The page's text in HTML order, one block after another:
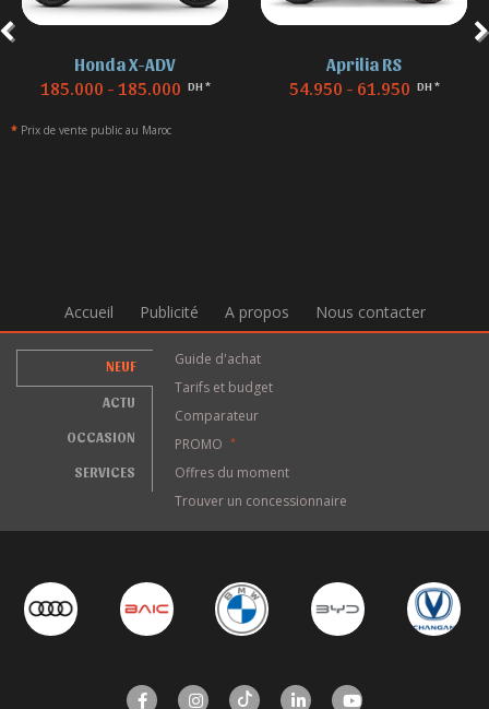
Honda X-ADV
185.000 - 185.000 DH *
Aprilia RS
54.950 - 61.950 DH *
* Prix de vente public au Maroc
Accueil Publicité A propos Nous contacter
NEUF
ACTU
OCCASION
SERVICES
Guide d'achat
Tarifs et budget
Comparateur
PROMO
*
Offres du moment
Trouver un concessionnaire